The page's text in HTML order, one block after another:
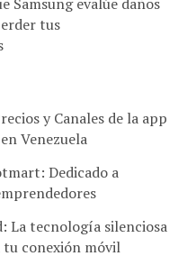
tus
y Canales de la app
Venezuela
Dedicado a
La tecnología silenciosa
conexión móvil